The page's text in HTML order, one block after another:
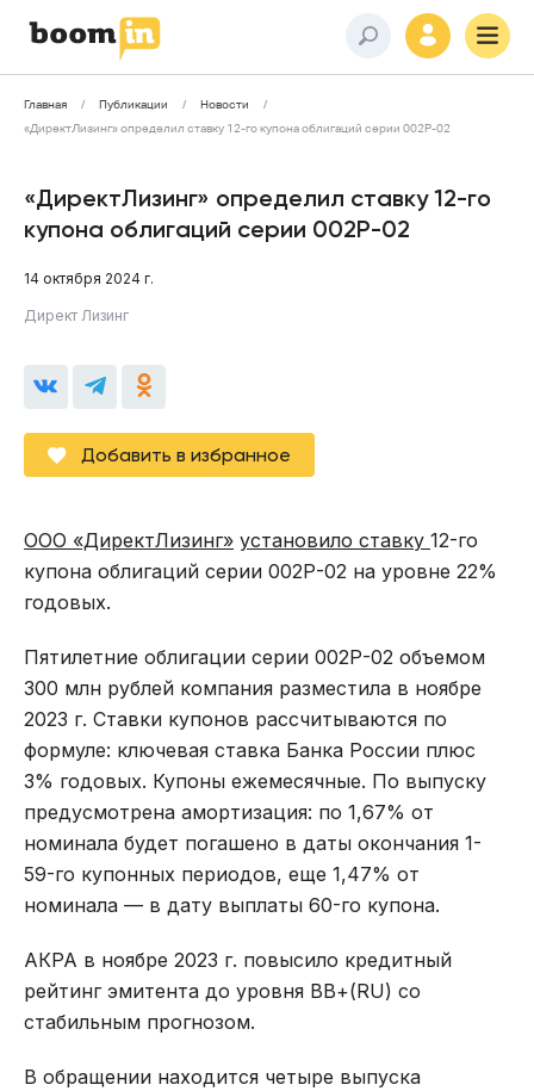
Главная Публикации
Новости
«ДиректЛизинг» определил ставку 12-го купона облигаций серии 002Р-02
«ДиректЛизинг» определил ставку 12-го
купона облигаций серии 002Р-02
14 октября 2024 г.
Директ Лизинг
Добавить в избранное
ООО «ДиректЛизинг» установило ставку 12-го
купона облигаций серии 002Р-02 на уровне 22%
годовых.
Пятилетние облигации серии 002Р-02 объемом
300 млн рублей компания разместила в ноябре
2023 г. Ставки купонов рассчитываются по
формуле: ключевая ставка Банка России плюс
3% годовых. Купоны ежемесячные. По выпуску
предусмотрена амортизация: по 1,67% от
номинала будет погашено в даты окончания 1-
59-го купонных периодов, еще 1,47% от
номинала — в дату выплаты 60-го купона.
АКРА в ноябре 2023 г. повысило кредитный
рейтинг эмитента до уровня ВВ+(RU) со
стабильным прогнозом.
В обращении находится четыре выпуска